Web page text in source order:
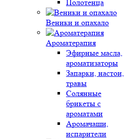
Полотенца
Веники и опахало
Ароматерапия
Эфирные масла,
ароматизаторы
Запарки, настои,
травы
Солянные
брикеты с
ароматами
Аромачаши,
испарители